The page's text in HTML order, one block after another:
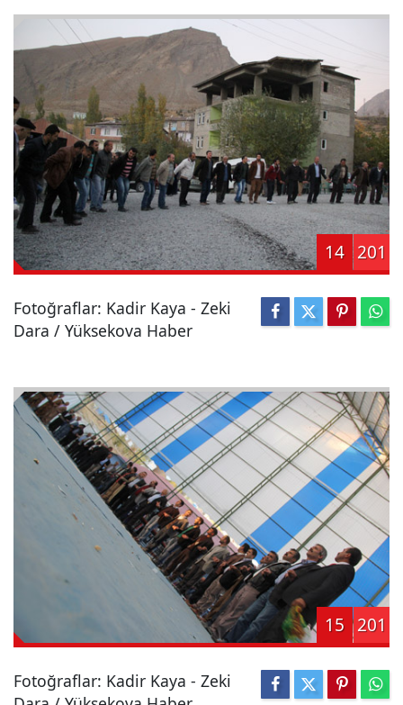
14 201
Fotoğraflar: Kadir Kaya - Zeki
Dara / Yüksekova Haber
15 201
Fotoğraflar: Kadir Kaya - Zeki